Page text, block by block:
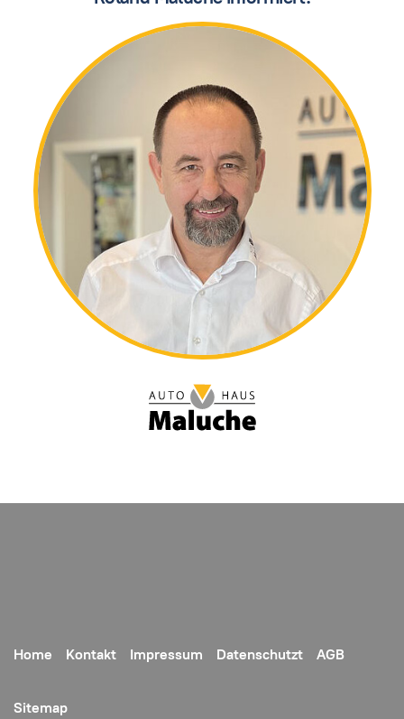
Home Kontakt Impressum Datenschutzt AGB
Sitemap